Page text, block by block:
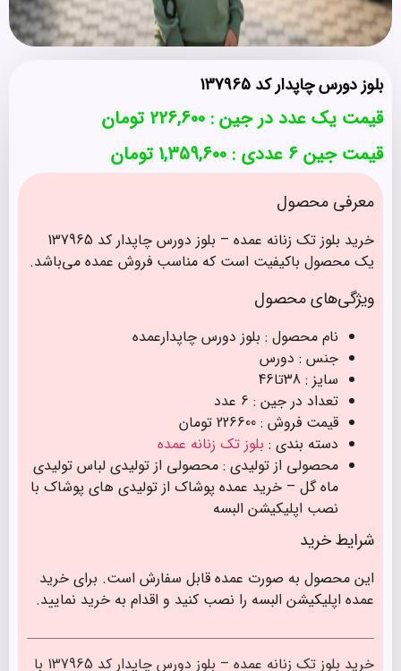
بلوز دورس چاپدار کد 137965
قیمت یک عدد در جین : 226,600 تومان
قیمت جین 6 عددی : 1,359,600 تومان
معرفی محصول
خرید بلوز تک زنانه عمده – بلوز دورس چاپدار کد 137965
یک محصول باکیفیت است که مناسب فروش عمده می‌باشد.
ویژگی‌های محصول
نام محصول : بلوز دورس چاپدارعمده
جنس : دورس
سایز : 38تا46
تعداد در جین : 6 عدد
قیمت فروش : 226600 تومان
دسته بندی : بلوز تک زنانه عمده
محصولی از تولیدی : محصولی از تولیدی لباس تولیدی
ماه گل – خرید عمده پوشاک از تولیدی های پوشاک با
نصب اپلیکیشن البسه
شرایط خرید
این محصول به صورت عمده قابل سفارش است. برای خرید
عمده اپلیکیشن البسه را نصب کنید و اقدام به خرید نمایید.
خرید بلوز تک زنانه عمده – بلوز دورس چاپدار کد 137965 با